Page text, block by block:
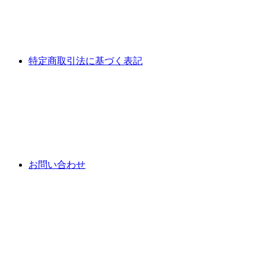
特定商取引法に基づく表記
お問い合わせ